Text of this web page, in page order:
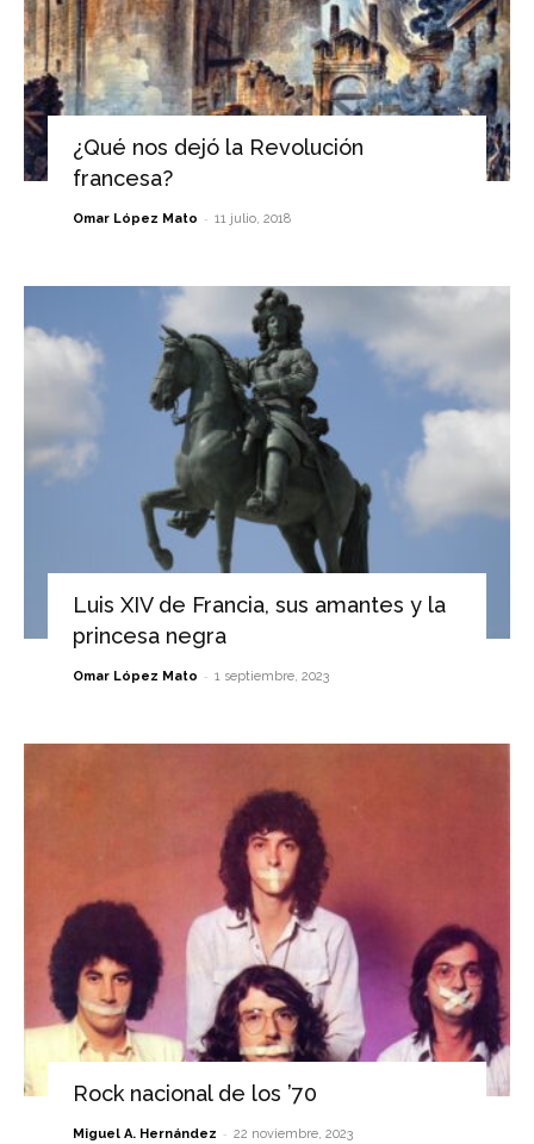
¿Qué nos dejó la Revolución
francesa?
Omar López Mato - 11 julio, 2018
Luis XIV de Francia, sus amantes y la
princesa negra
Omar López Mato - 1 septiembre, 2023
Rock nacional de los ’70
Miguel A. Hernández - 22 noviembre, 2023